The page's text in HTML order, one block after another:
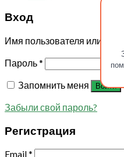
Вход
Имя пользователя или Email
Пароль*
Запомнить меня
Войти
Забыли свой пароль?
Регистрация
Email*